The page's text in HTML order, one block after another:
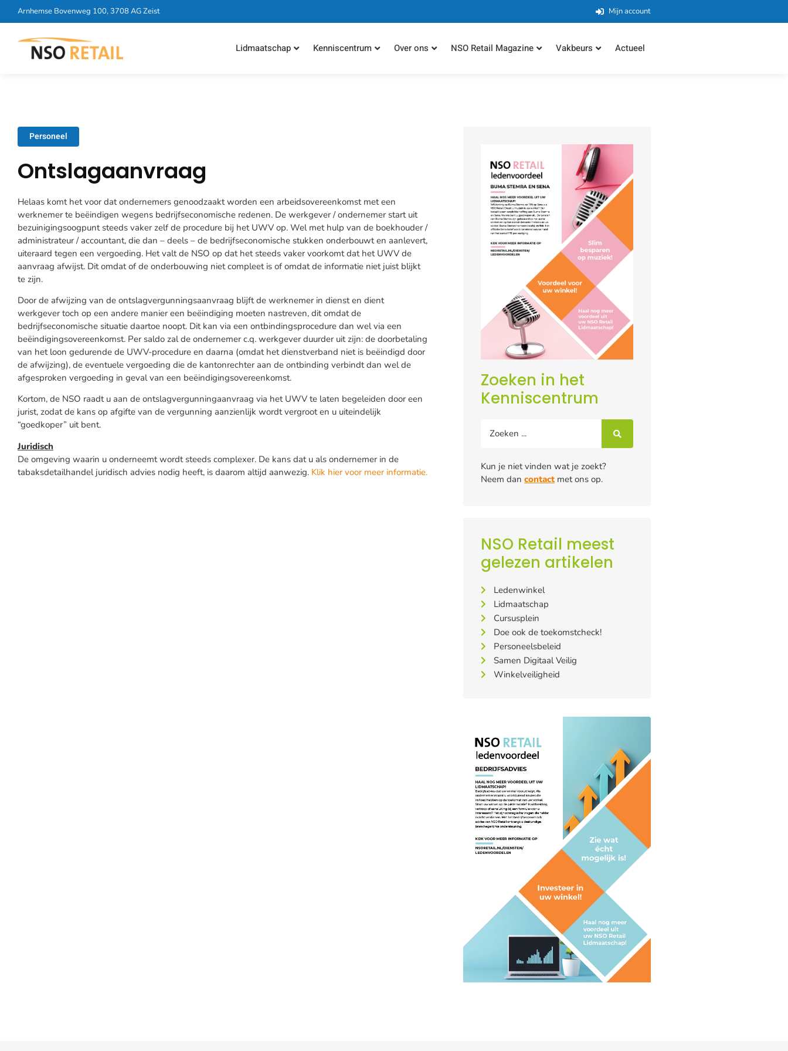
Arnhemse Bovenweg 100, 3708 AG Zeist Mijn account
Lidmaatschap Kenniscentrum Over ons NSO Retail Magazine Vakbeurs Actueel
Personeel
Ontslagaanvraag
Helaas komt het voor dat ondernemers genoodzaakt worden een arbeidsovereenkomst met een
werknemer te beëindigen wegens bedrijfseconomische redenen. De werkgever / ondernemer start uit
bezuinigingsoogpunt steeds vaker zelf de procedure bij het UWV op. Wel met hulp van de boekhouder /
administrateur / accountant, die dan – deels – de bedrijfseconomische stukken onderbouwt en aanlevert,
uiteraard tegen een vergoeding. Het valt de NSO op dat het steeds vaker voorkomt dat het UWV de
aanvraag afwijst. Dit omdat of de onderbouwing niet compleet is of omdat de informatie niet juist blijkt
te zijn.
Door de afwijzing van de ontslagvergunningsaanvraag blijft de werknemer in dienst en dient
werkgever toch op een andere manier een beëindiging moeten nastreven, dit omdat de
bedrijfseconomische situatie daartoe noopt. Dit kan via een ontbindingsprocedure dan wel via een
beëindigingsovereenkomst. Per saldo zal de ondernemer c.q. werkgever duurder uit zijn: de doorbetaling
van het loon gedurende de UWV-procedure en daarna (omdat het dienstverband niet is beëindigd door
de afwijzing), de eventuele vergoeding die de kantonrechter aan de ontbinding verbindt dan wel de
afgesproken vergoeding in geval van een beëindigingsovereenkomst.
Kortom, de NSO raadt u aan de ontslagvergunningaanvraag via het UWV te laten begeleiden door een
jurist, zodat de kans op afgifte van de vergunning aanzienlijk wordt vergroot en u uiteindelijk
“goedkoper” uit bent.
Juridisch
De omgeving waarin u onderneemt wordt steeds complexer. De kans dat u als ondernemer in de
tabaksdetailhandel juridisch advies nodig heeft, is daarom altijd aanwezig. Klik hier voor meer informatie.
Zoeken in het
Kenniscentrum
Kun je niet vinden wat je zoekt?
Neem dan contactmet ons op.
NSO Retail meest
gelezen artikelen
Ledenwinkel
Lidmaatschap
Cursusplein
Doe ook de toekomstcheck!
Personeelsbeleid
Samen Digitaal Veilig
Winkelveiligheid